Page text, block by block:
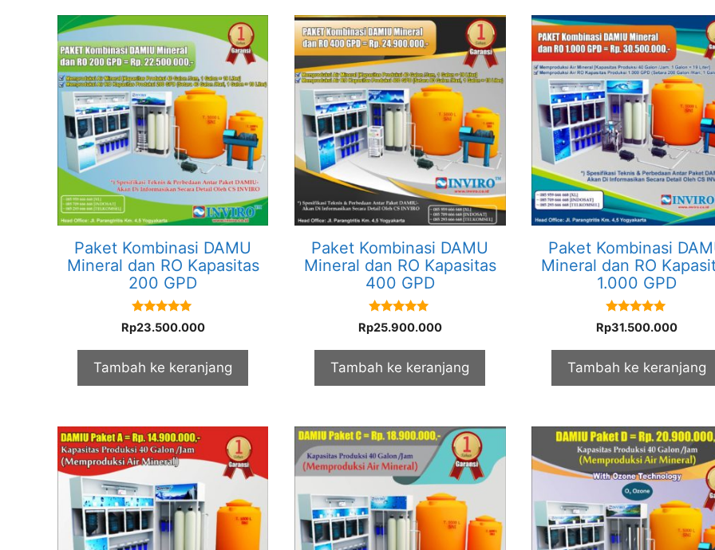
Paket Kombinasi DAMU
Mineral dan RO Kapasitas
200 GPD
5.00
out of 5
Rp23.500.000
Tambah ke keranjang
Paket Kombinasi DAMU
Mineral dan RO Kapasitas
400 GPD
5.00
out of 5
Rp25.900.000
Tambah ke keranjang
Paket Kombinasi
Mineral dan RO
1.000 GPD
5.00
out of 5
Rp31.500.000
Tambah ke keranjang